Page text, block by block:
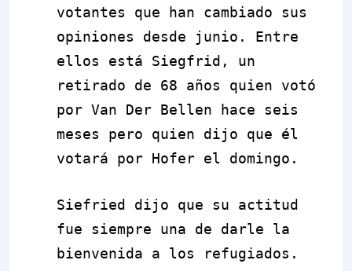
votantes que han cambiado sus
opiniones desde junio. Entre
ellos está Siegfrid, un
retirado de 68 años quien votó
por Van Der Bellen hace seis
meses pero quien dijo que él
votará por Hofer el domingo.
Siefried dijo que su actitud
fue siempre una de darle la
bienvenida a los refugiados.